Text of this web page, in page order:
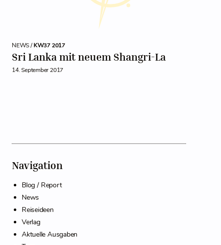
NEWS /KW37 2017
Sri Lanka mit neuem Shangri-La
14. September 2017
Navigation
Blog / Report
News
Reiseideen
Verlag
Aktuelle Ausgaben